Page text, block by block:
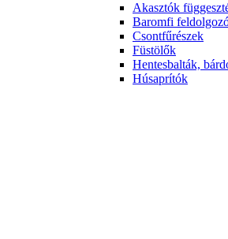
Akasztók
Baromfi
Csontfűrészek
Füstölők
Hentesbalták,
Húsaprítók